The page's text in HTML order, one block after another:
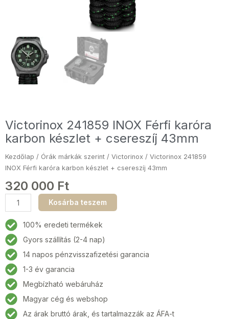
Victorinox 241859 INOX Férfi karóra
karbon készlet + csereszíj 43mm
Kezdőlap / Órák márkák szerint / Victorinox / Victorinox 241859
INOX Férfi karóra karbon készlet + csereszíj 43mm
320 000 Ft
Victorinox
241859
INOX
Férfi
karóra
karbon
készlet
+
csereszíj
43mm
mennyiség
Kosárba teszem
100% eredeti termékek
Gyors szállítás (2-4 nap)
14 napos pénzvisszafizetési garancia
1-3 év garancia
Megbízható webáruház
Magyar cég és webshop
Az árak bruttó árak, és tartalmazzák az ÁFA-t